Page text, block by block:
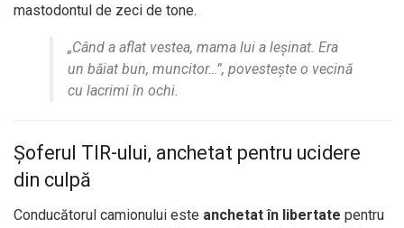
mastodontul de zeci de tone.
„Când a aflat vestea, mama lui a leșinat. Era
un băiat bun, muncitor…”, povestește o vecină
cu lacrimi în ochi.
Șoferul TIR-ului, anchetat pentru ucidere
din culpă
Conducătorul camionului este anchetat în libertate pentru